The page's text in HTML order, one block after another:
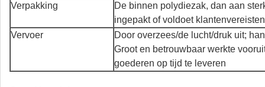
Verpakking
De binnen polydiezak, dan aan
ingepakt of voldoet klantenvereisten
Vervoer
Door overzees/de lucht/druk uit;
Groot en betrouwbaar werkte
goederen op tijd te leveren